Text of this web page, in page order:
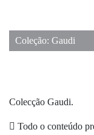
Coleção: Gaudi
Colecção Gaudi.
Todo o conteúdo